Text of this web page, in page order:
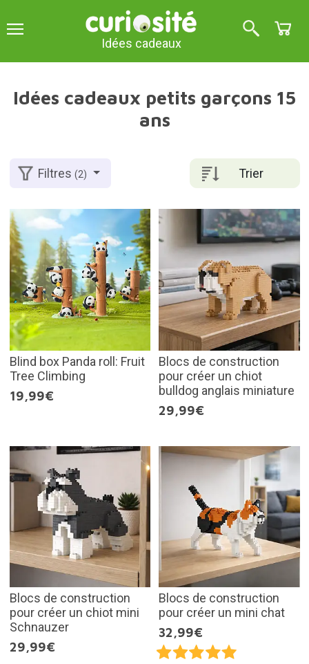
Idées cadeaux
Idées cadeaux petits garçons 15
ans
Trier
Filtres(2)
Blind box Panda roll: Fruit
Tree Climbing
19,99€
Blocs de construction
pour créer un chiot
bulldog anglais miniature
29,99€
Blocs de construction
pour créer un chiot mini
Schnauzer
29,99€
Blocs de construction
pour créer un mini chat
32,99€